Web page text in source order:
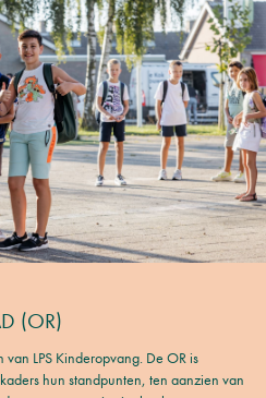
(OR)
LPS Kinderopvang. De OR is
hun standpunten, ten aanzien van